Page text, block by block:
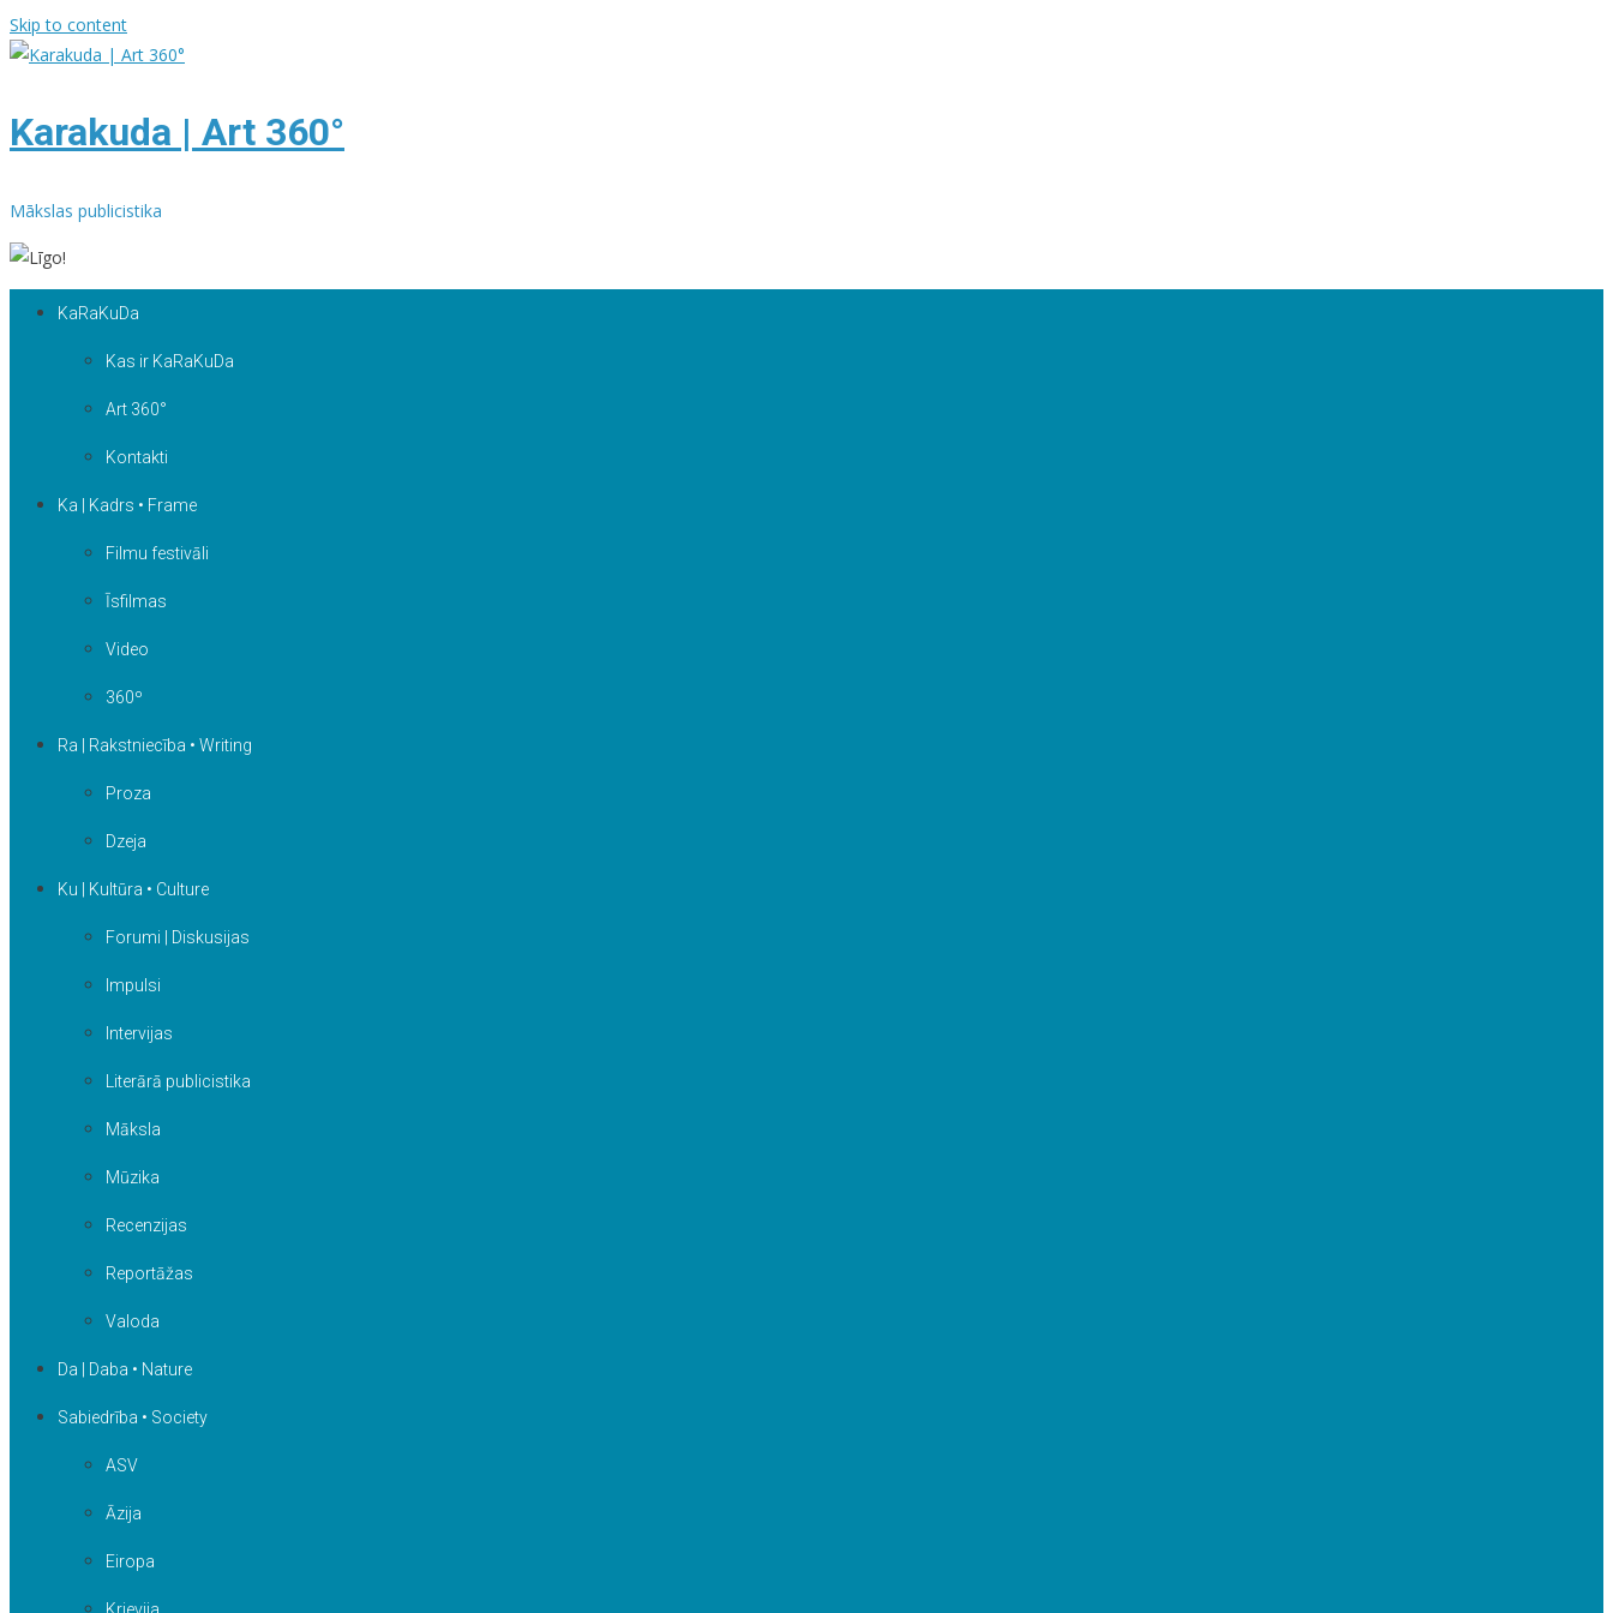
Skip to content
Karakuda | Art 360°
Mākslas publicistika
KaRaKuDa
Kas ir KaRaKuDa
Art 360°
Kontakti
Ka | Kadrs • Frame
Filmu festivāli
Īsfilmas
Video
360º
Ra | Rakstniecība • Writing
Proza
Dzeja
Ku | Kultūra • Culture
Forumi | Diskusijas
Impulsi
Intervijas
Literārā publicistika
Māksla
Mūzika
Recenzijas
Reportāžas
Valoda
Da | Daba • Nature
Sabiedrība • Society
ASV
Āzija
Eiropa